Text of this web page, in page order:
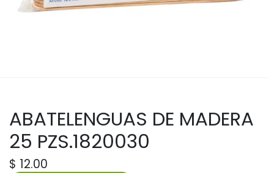
ABATELENGUAS DE MADERA
25 PZS.1820030
$ 12.00